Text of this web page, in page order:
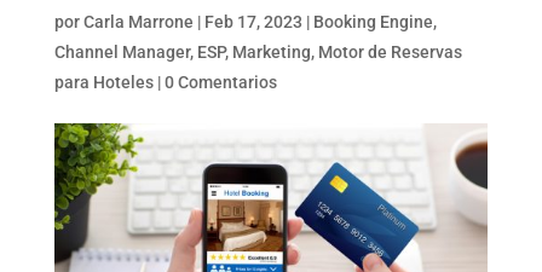
porCarla Marrone | Feb 17, 2023 | Booking Engine,
Channel Manager, ESP, Marketing, Motor de Reservas
para Hoteles|0 Comentarios